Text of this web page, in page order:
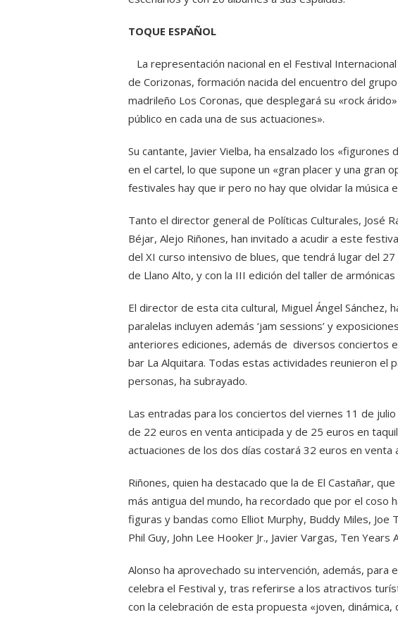
TOQUE ESPAÑOL
La representación nacional en el Festival
de Corizonas, formación nacida del encuentro del
madrileño Los Coronas, que desplegará su «rock
público en cada una de sus actuaciones».
Su cantante, Javier Vielba, ha ensalzado los «figurones
en el cartel, lo que supone un «gran placer y una gran
festivales hay que ir pero no hay que olvidar la música
Tanto el director general de Políticas Culturales, José
Béjar, Alejo Riñones, han invitado a acudir a este
del XI curso intensivo de blues, que tendrá lugar del 27
de Llano Alto, y con la III edición del taller de armónicas
El director de esta cita cultural, Miguel Ángel Sánchez,
paralelas incluyen además ‘jam sessions’ y
anteriores ediciones, además de diversos conciertos
bar La Alquitara. Todas estas actividades reunieron el
personas, ha subrayado.
Las entradas para los conciertos del viernes 11 de
de 22 euros en venta anticipada y de 25 euros en
actuaciones de los dos días costará 32 euros en venta
Riñones, quien ha destacado que la de El Castañar,
más antigua del mundo, ha recordado que por el coso
figuras y bandas como Elliot Murphy, Buddy Miles, Joe
Phil Guy, John Lee Hooker Jr., Javier Vargas, Ten
Alonso ha aprovechado su intervención, además, para
celebra el Festival y, tras referirse a los atractivos
con la celebración de esta propuesta «joven, dinámica,